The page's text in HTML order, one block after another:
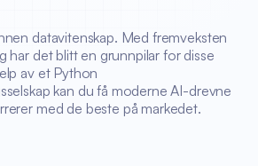
datavitenskap. Med fremveksten
har det blitt en grunnpilar for disse
av et Python
kan du få moderne AI-drevne
med de beste på markedet.